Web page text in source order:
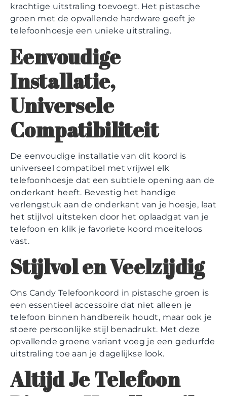
krachtige uitstraling toevoegt. Het pistasche
groen met de opvallende hardware geeft je
telefoonhoesje een unieke uitstraling.
Eenvoudige
Installatie,
Universele
Compatibiliteit
De eenvoudige installatie van dit koord is
universeel compatibel met vrijwel elk
telefoonhoesje dat een subtiele opening aan de
onderkant heeft. Bevestig het handige
verlengstuk aan de onderkant van je hoesje, laat
het stijlvol uitsteken door het oplaadgat van je
telefoon en klik je favoriete koord moeiteloos
vast.
Stijlvol en Veelzijdig
Ons Candy Telefoonkoord in pistasche groen is
een essentieel accessoire dat niet alleen je
telefoon binnen handbereik houdt, maar ook je
stoere persoonlijke stijl benadrukt. Met deze
opvallende groene variant voeg je een gedurfde
uitstraling toe aan je dagelijkse look.
Altijd Je Telefoon